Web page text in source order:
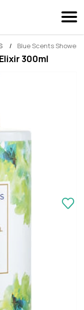
/ Blue Scents Shower
300ml